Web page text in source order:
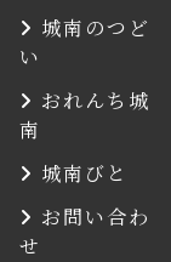
城南のつど
い
おれんち城
南
城南びと
お問い合わ
せ